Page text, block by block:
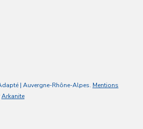
| Auvergne-Rhône-Alpes. Mentions
Arkanite